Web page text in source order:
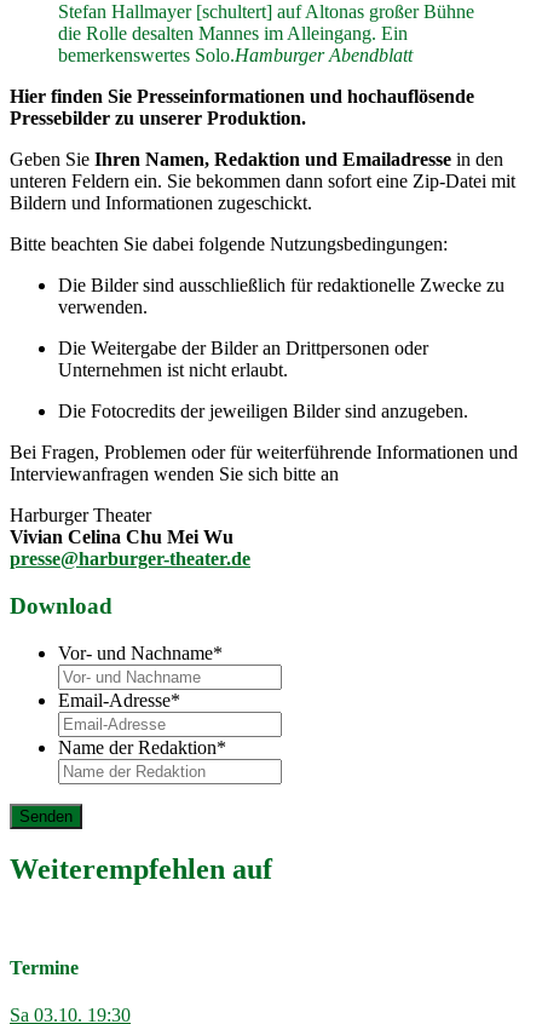
Stefan Hallmayer [schultert] auf Altonas großer Bühne
die Rolle desalten Mannes im Alleingang. Ein
bemerkenswertes Solo.Hamburger Abendblatt
Hier finden Sie Presseinformationen und hochauflösende
Pressebilder zu unserer Produktion.
Geben Sie Ihren Namen, Redaktion und Emailadresse in den
unteren Feldern ein. Sie bekommen dann sofort eine Zip-Datei mit
Bildern und Informationen zugeschickt.
Bitte beachten Sie dabei folgende Nutzungsbedingungen:
Die Bilder sind ausschließlich für redaktionelle Zwecke zu
verwenden.
Die Weitergabe der Bilder an Drittpersonen oder
Unternehmen ist nicht erlaubt.
Die Fotocredits der jeweiligen Bilder sind anzugeben.
Bei Fragen, Problemen oder für weiterführende Informationen und
Interviewanfragen wenden Sie sich bitte an
Harburger Theater
Vivian Celina Chu Mei Wu
presse@harburger-theater.de
Download
Vor- und Nachname*
Email-Adresse*
Name der Redaktion*
Weiterempfehlen auf
Termine
Sa 03.10. 19:30